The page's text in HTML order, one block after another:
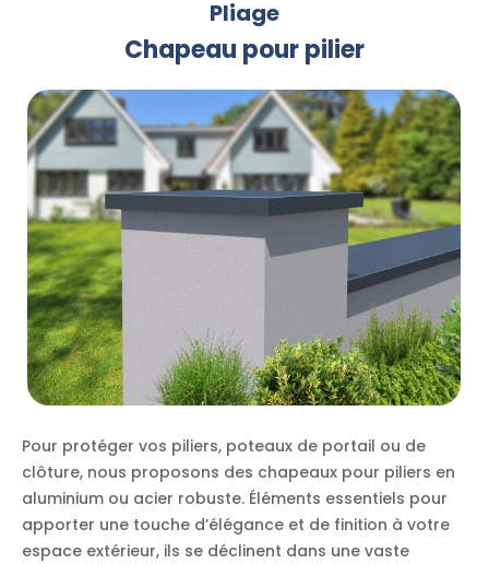
Pliage
Chapeau pour pilier
Pour protéger vos piliers, poteaux de portail ou de
clôture, nous proposons des chapeaux pour piliers en
aluminium ou acier robuste. Éléments essentiels pour
apporter une touche d’élégance et de finition à votre
espace extérieur, ils se déclinent dans une vaste